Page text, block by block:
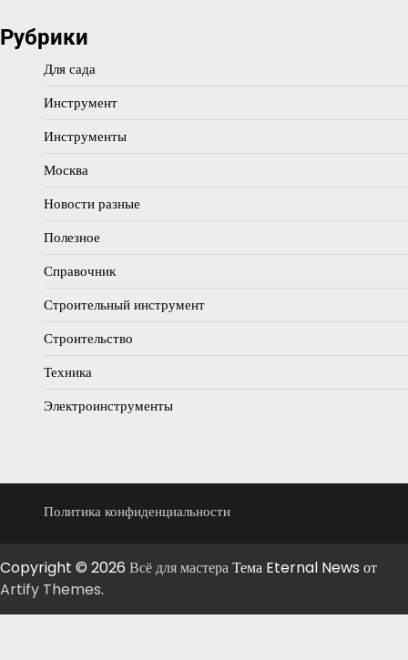
Рубрики
Для сада
Инструмент
Инструменты
Москва
Новости разные
Полезное
Справочник
Строительный инструмент
Строительство
Техника
Электроинструменты
Политика конфиденциальности
Copyright © 2026 Всё для мастераТема Eternal News от
Artify Themes.